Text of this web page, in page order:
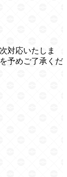
対応いたしま
予めご了承くだ